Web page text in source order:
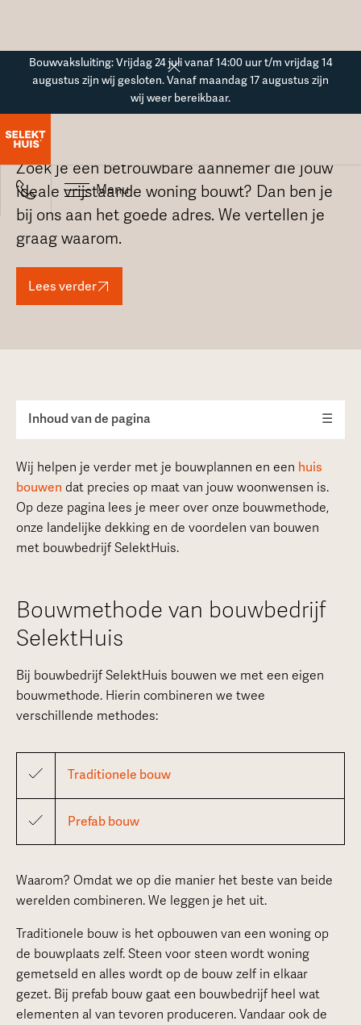
Bouwvaksluiting: Vrijdag 24 juli vanaf 14:00 uur t/m vrijdag 14
augustus zijn wij gesloten. Vanaf maandag 17 augustus zijn
wij weer bereikbaar.
Menu
Bouwbedrijf
Zoek je een betrouwbare aannemer die jouw
ideale vrijstaande woning bouwt? Dan ben je
bij ons aan het goede adres. We vertellen je
graag waarom.
Lees verder
Inhoud van de pagina ☰
Wij helpen je verder met je bouwplannen en een huis
bouwen dat precies op maat van jouw woonwensen is.
Op deze pagina lees je meer over onze bouwmethode,
onze landelijke dekking en de voordelen van bouwen
met bouwbedrijf SelektHuis.
Bouwmethode van bouwbedrijf
SelektHuis
Bij bouwbedrijf SelektHuis bouwen we met een eigen
bouwmethode. Hierin combineren we twee
verschillende methodes:
Traditionele bouw
Prefab bouw
Waarom? Omdat we op die manier het beste van beide
werelden combineren. We leggen je het uit.
Traditionele bouw is het opbouwen van een woning op
de bouwplaats zelf. Steen voor steen wordt woning
gemetseld en alles wordt op de bouw zelf in elkaar
gezet. Bij prefab bouw gaat een bouwbedrijf heel wat
elementen al van tevoren produceren. Vandaar ook de